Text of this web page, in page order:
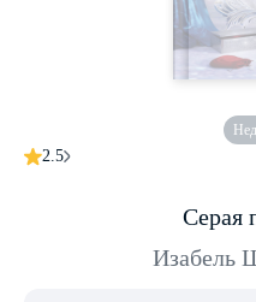
2.5
Серая
Изабель